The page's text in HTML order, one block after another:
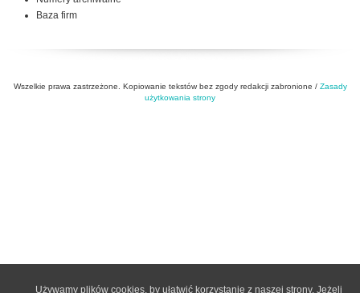
Baza firm
Wszelkie prawa zastrzeżone. Kopiowanie tekstów bez zgody redakcji zabronione / Zasady
użytkowania strony
Używamy plików cookies, by ułatwić korzystanie z naszej strony. Jeżeli